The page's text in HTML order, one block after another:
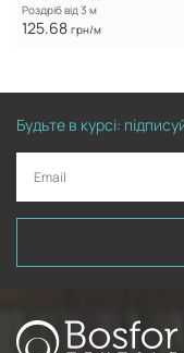
Роздріб від 3 м
125.68 грн/м
Будьте в курсі: